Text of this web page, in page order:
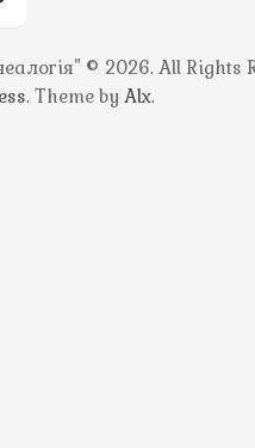
© 2026. All Rights
. Theme by Alx.